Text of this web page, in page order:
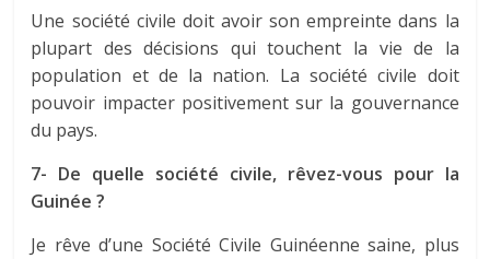
Une société civile doit avoir son empreinte dans la
plupart des décisions qui touchent la vie de la
population et de la nation. La société civile doit
pouvoir impacter positivement sur la gouvernance
du pays.
7- De quelle société civile, rêvez-vous pour la
Guinée ?
Je rêve d’une Société Civile Guinéenne saine, plus